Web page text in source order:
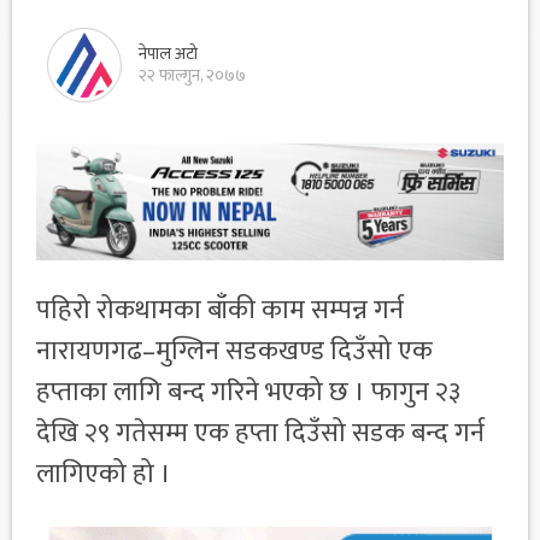
नेपाल अटो
२२ फाल्गुन, २०७७
पहिरो रोकथामका बाँकी काम सम्पन्न गर्न
नारायणगढ–मुग्लिन सडकखण्ड दिउँसो एक
हप्ताका लागि बन्द गरिने भएको छ । फागुन २३
देखि २९ गतेसम्म एक हप्ता दिउँसो सडक बन्द गर्न
लागिएको हो ।